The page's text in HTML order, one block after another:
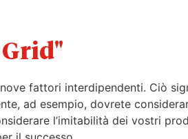
fattori interdipendenti. Ciò
ad esempio, dovrete
l’imitabilità dei vostri